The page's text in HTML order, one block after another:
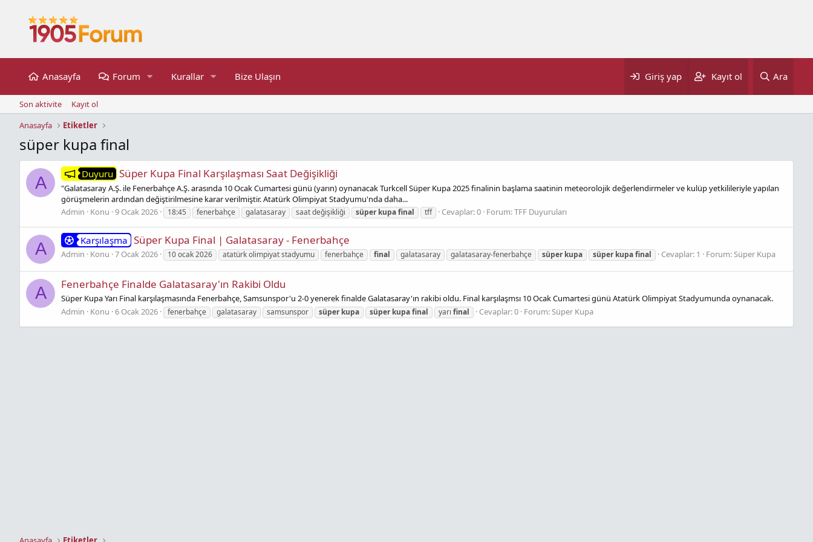
Anasayfa Forum Kurallar Bize Ulaşın Giriş yap Kayıt ol Ara
Son aktivite
Kayıt ol
Anasayfa
Etiketler
süper kupa final
A Duyuru Süper Kupa Final Karşılaşması Saat Değişikliği
"Galatasaray A.Ş. ile Fenerbahçe A.Ş. arasında 10 Ocak Cumartesi günü (yarın) oynanacak Turkcell Süper Kupa 2025 finalinin başlama saatinin meteorolojik değerlendirmeler ve kulüp yetkilileriyle yapılan
görüşmelerin ardından değiştirilmesine karar verilmiştir. Atatürk Olimpiyat Stadyumu'nda daha...
Admin
Konu 9 Ocak 2026 18:45 fenerbahçe galatasaray saat değişikliği süper kupafinal tff Cevaplar: 0 Forum:TFF Duyuruları
A Karşılaşma Süper Kupa Final | Galatasaray - Fenerbahçe
Admin Konu 7 Ocak 2026 10 ocak 2026 atatürk olimpiyat stadyumu fenerbahçe final galatasaray galatasaray-fenerbahçe süper kupa süper kupafinal Cevaplar: 1 Forum:Süper Kupa
A Fenerbahçe Finalde Galatasaray'ın Rakibi Oldu
Süper Kupa Yarı Final karşılaşmasında Fenerbahçe, Samsunspor'u 2-0 yenerek finalde Galatasaray'ın rakibi oldu. Final karşılaşmsı 10 Ocak Cumartesi günü Atatürk Olimpiyat Stadyumunda oynanacak.
Admin
Konu 6 Ocak 2026 fenerbahçe galatasaray samsunspor süper kupa süper kupafinal yarı final Cevaplar: 0 Forum:Süper Kupa